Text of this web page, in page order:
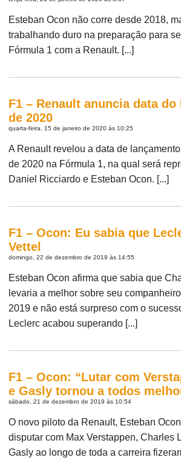
Esteban Ocon não corre desde 2018,
trabalhando duro na preparação para
Fórmula 1 com a Renault. [...]
F1 – Renault anuncia data do
de 2020
quarta-feira, 15 de janeiro de 2020 às 10:25
A Renault revelou a data de
de 2020 na Fórmula 1, na qual será
Daniel Ricciardo e Esteban Ocon. [...]
F1 – Ocon: Eu sabia que
Vettel
domingo, 22 de dezembro de 2019 às 14:55
Esteban Ocon afirma que sabia que
levaria a melhor sobre seu
2019 e não está surpreso com o
Leclerc acabou superando [...]
F1 – Ocon: “Lutar com
e Gasly tornou a todos
sábado, 21 de dezembro de 2019 às 10:54
O novo piloto da Renault, Esteban
disputar com Max Verstappen, Charles
Gasly ao longo de toda a carreira